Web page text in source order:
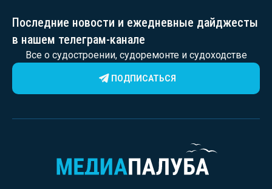
Последние новости и ежедневные дайджесты
в нашем телеграм-канале
Все о судостроении, судоремонте и судоходстве
ПОДПИСАТЬСЯ